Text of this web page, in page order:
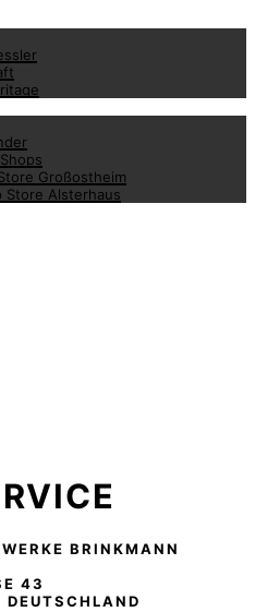
Großostheim
Store Alsterhaus
BRINKMANN
43